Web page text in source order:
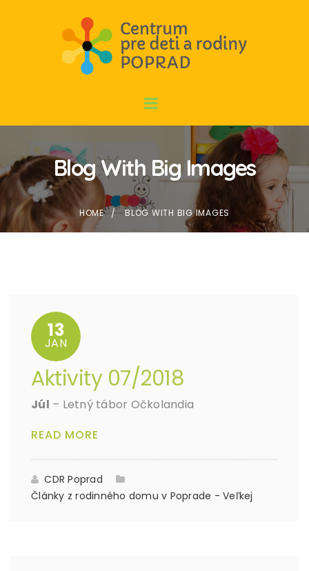
Blog With Big Images
HOME BLOG WITH BIG IMAGES
13
JAN
Aktivity 07/2018
Júl – Letný tábor Očkolandia
READ MORE
CDR Poprad
Články z rodinného domu v Poprade - Veľkej